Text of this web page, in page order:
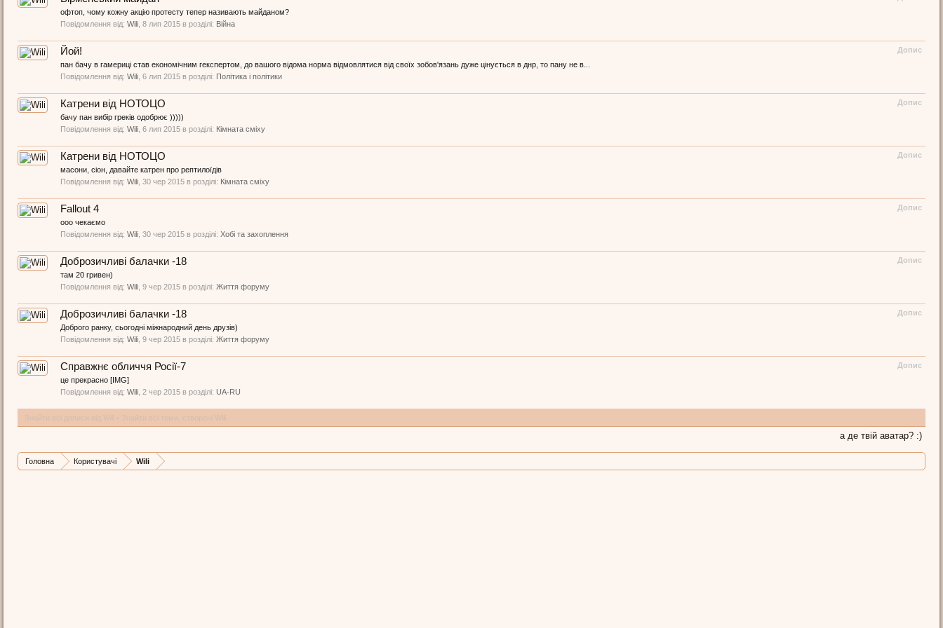
офтоп, чому кожну акцію протесту тепер називають майданом?
Повідомлення від: Wili 8 лип 2015 в розділі: Війна
Допис
Йой!
пан бачу в гамериці став економічним гекспертом, до вашого відома норма відмовлятися від своїх зобов'язань дуже цінується в днр, то пану не в...
Повідомлення від: Wili 6 лип 2015 в розділі: Політика і політики
Допис
Катрени від НОТОЦО
бачу пан вибір греків одобрює )))))
Повідомлення від: Wili 6 лип 2015 в розділі: Кімната сміху
Допис
Катрени від НОТОЦО
масони, сіон, давайте катрен про рептилоїдів
Повідомлення від: Wili 30 чер 2015 в розділі: Кімната сміху
Допис
Fallout 4
ооо чекаємо
Повідомлення від: Wili 30 чер 2015 в розділі: Хобі та захоплення
Допис
Доброзичливі балачки -18
там 20 гривен)
Повідомлення від: Wili 9 чер 2015 в розділі: Життя форуму
Допис
Доброзичливі балачки -18
Доброго ранку, сьогодні міжнародний день друзів)
Повідомлення від: Wili 9 чер 2015 в розділі: Життя форуму
Допис
Справжнє обличчя Росії-7
це прекрасно [IMG]
Повідомлення від: Wili 2 чер 2015 в розділі: UA-RU
а де твій аватар? :)
Головна Користувачі Wili